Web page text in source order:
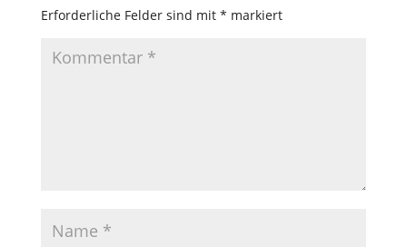
Erforderliche Felder sind mit * markiert